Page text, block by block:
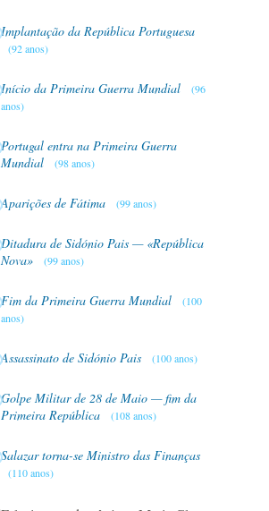
Implantação da República Portuguesa
(92 anos)
Início da Primeira Guerra Mundial
(96
anos)
Portugal entra na Primeira Guerra
Mundial
(98 anos)
Aparições de Fátima (99 anos)
Ditadura de Sidónio Pais — «República
Nova»
(99 anos)
Fim da Primeira Guerra Mundial
(100
anos)
Assassinato de Sidónio Pais (100 anos)
Golpe Militar de 28 de Maio — fim da
Primeira República
(108 anos)
Salazar torna-se Ministro das Finanças
(110 anos)